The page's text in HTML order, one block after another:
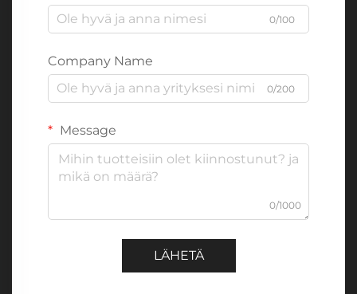
0/100
Company Name
0/200
Message
0/1000
LÄHETÄ